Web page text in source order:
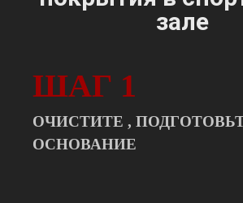
зале
ШАГ 1
ОЧИСТИТЕ ,
ОСНОВАНИЕ